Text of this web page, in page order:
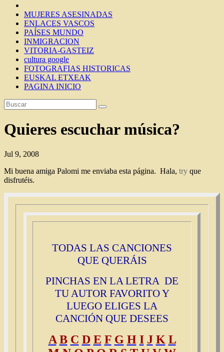
MUJERES ASESINADAS
ENLACES VASCOS
PAÍSES MUNDO
INMIGRACION
VITORIA-GASTEIZ
cultura google
FOTOGRAFIAS HISTORICAS
EUSKAL ETXEAK
PAGINA INICIO
Quieres escuchar música?
Jul 9, 2008
Mi buena amiga Palomi me enviaba esta página. Hala, try que
disfrutéis.
TODAS LAS CANCIONES
QUE QUERÁIS
PINCHAS EN LA LETRA DE
TU AUTOR FAVORITO Y
LUEGO ELIGES LA
CANCIÓN QUE DESEES
A B C D E F G H I J K L